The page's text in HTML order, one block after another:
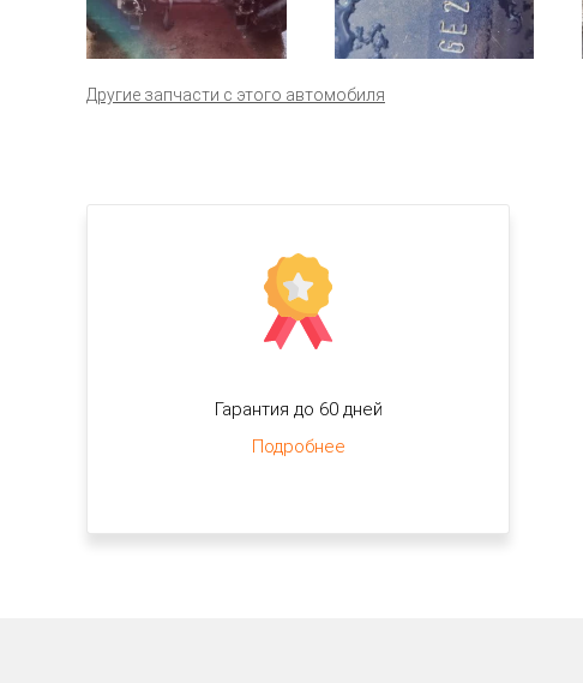
Другие запчасти с этого автомобиля
Гарантия до 60 дней
Подробнее